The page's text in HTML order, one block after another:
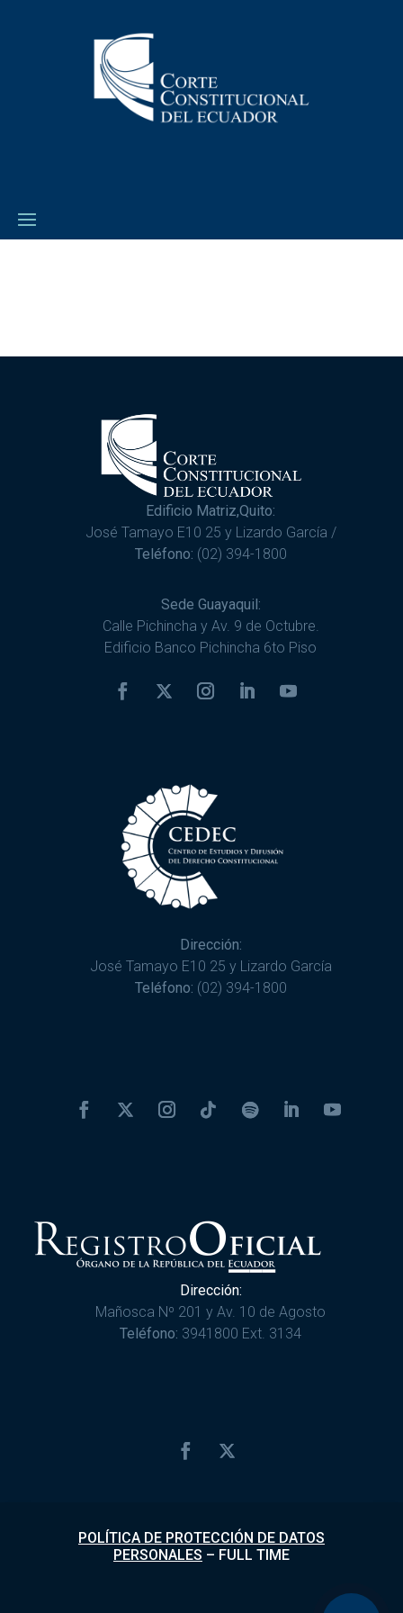
Edificio Matriz,Quito:
José Tamayo E10 25 y Lizardo García /
Teléfono: (02) 394-1800
Sede Guayaquil:
Calle Pichincha y Av. 9 de Octubre.
Edificio Banco Pichincha 6to Piso
Dirección:
José Tamayo E10 25 y Lizardo García
Teléfono: (02) 394-1800
Dirección:
Mañosca Nº 201 y Av. 10 de Agosto
Teléfono: 3941800 Ext. 3134
POLÍTICA DE PROTECCIÓN DE DATOS
PERSONALES – FULL TIME